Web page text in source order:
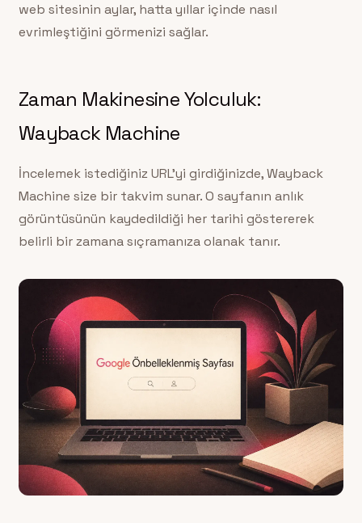
web sitesinin aylar, hatta yıllar içinde nasıl
evrimleştiğini görmenizi sağlar.
Zaman Makinesine Yolculuk:
Wayback Machine
İncelemek istediğiniz URL’yi girdiğinizde, Wayback
Machine size bir takvim sunar. O sayfanın anlık
görüntüsünün kaydedildiği her tarihi göstererek
belirli bir zamana sıçramanıza olanak tanır.